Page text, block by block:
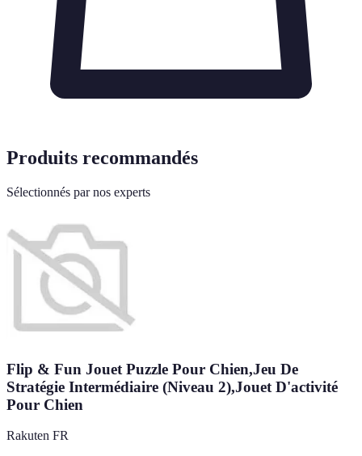
Produits recommandés
Sélectionnés par nos experts
Flip & Fun Jouet Puzzle Pour Chien,Jeu De
Stratégie Intermédiaire (Niveau 2),Jouet D'activité
Pour Chien
Rakuten FR